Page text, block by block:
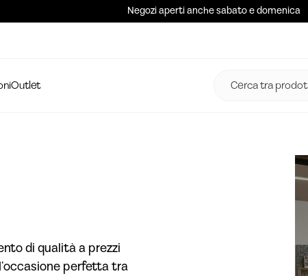
Negozi aperti anche sabato e domenica
Outlet
di qualità a prezzi
perfetta tra